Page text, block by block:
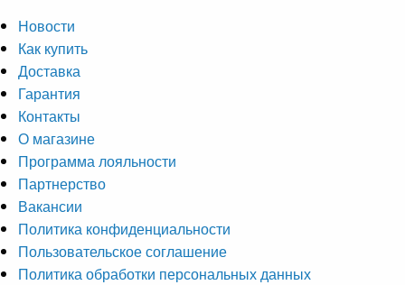
Новости
Как купить
Доставка
Гарантия
Контакты
О магазине
Программа лояльности
Партнерство
Вакансии
Политика конфиденциальности
Пользовательское соглашение
Политика обработки персональных данных